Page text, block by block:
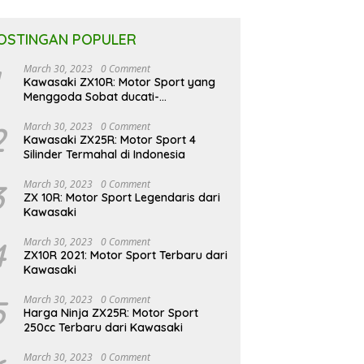
POPULER
March 30, 2023 0 Comment
Kawasaki ZX10R: Motor Sport yang
Menggoda Sobat ducati-
March 30, 2023 0 Comment
Kawasaki ZX25R: Motor Sport 4
Silinder Termahal di Indonesia
March 30, 2023 0 Comment
ZX 10R: Motor Sport Legendaris dari
Kawasaki
March 30, 2023 0 Comment
ZX10R 2021: Motor Sport Terbaru dari
Kawasaki
March 30, 2023 0 Comment
Harga Ninja ZX25R: Motor Sport
250cc Terbaru dari Kawasaki
March 30, 2023 0 Comment